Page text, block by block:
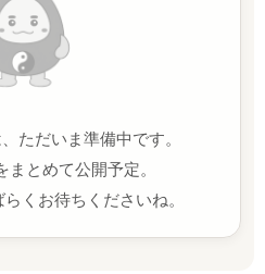
ただいま準備中です。
まとめて公開予定。
くお待ちくださいね。